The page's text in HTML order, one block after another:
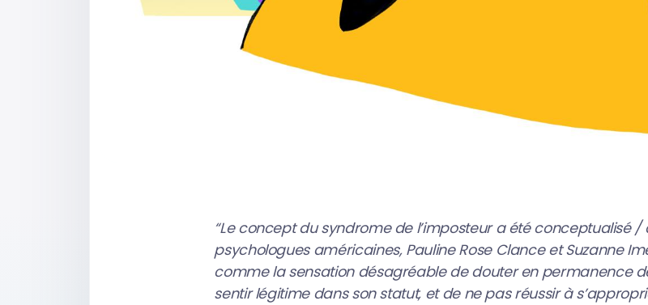
“Le concept du syndrome de l’imposteur a étéconceptualisé /
psychologues américaines, Pauline Rose Clance et Suzanne
comme la sensation désagréable de douter en permanence
sentir légitime dans son statut, et de ne pas réussir à